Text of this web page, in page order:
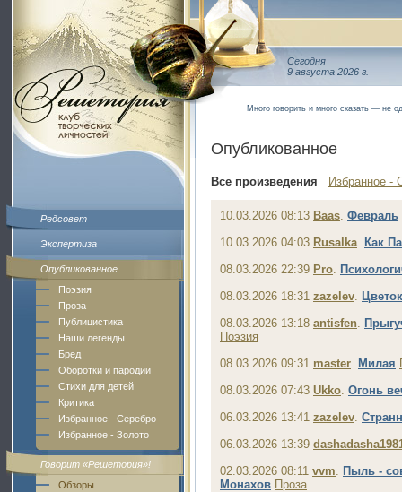
Редсовет
Экспертиза
Опубликованное
Поэзия
Проза
Публицистика
Наши легенды
Бред
Оборотки и пародии
Стихи для детей
Критика
Избранное - Серебро
Избранное - Золото
Говорит «Решетория»!
Обзоры
Сегодня
9 августа 2026 г.
Много говорить и много сказать — не
Опубликованное
Все произведения Избранное -
10.03.2026 08:13 Baas. Февраль
10.03.2026 04:03 Rusalka. Как
08.03.2026 22:39 Pro.
08.03.2026 18:31 zazelev. Цветок
08.03.2026 13:18 antisfen.
Поэзия
08.03.2026 09:31 master. Милая
08.03.2026 07:43 Ukko. Огонь
06.03.2026 13:41 zazelev.
06.03.2026 13:39
02.03.2026 08:11 vvm. Пыль -
Монахов Проза